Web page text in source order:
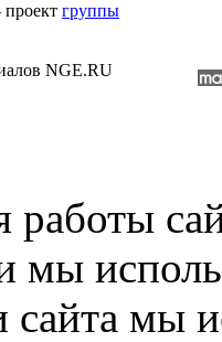
группы
NGE.RU
мы
сайта мы